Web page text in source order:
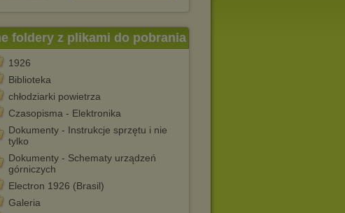
foldery z plikami do pobrania
1926
Biblioteka
chłodziarki powietrza
Czasopisma - Elektronika
Dokumenty - Instrukcje sprzętu i nie
tylko
Dokumenty - Schematy urządzeń
górniczych
Electron 1926 (Brasil)
Galeria